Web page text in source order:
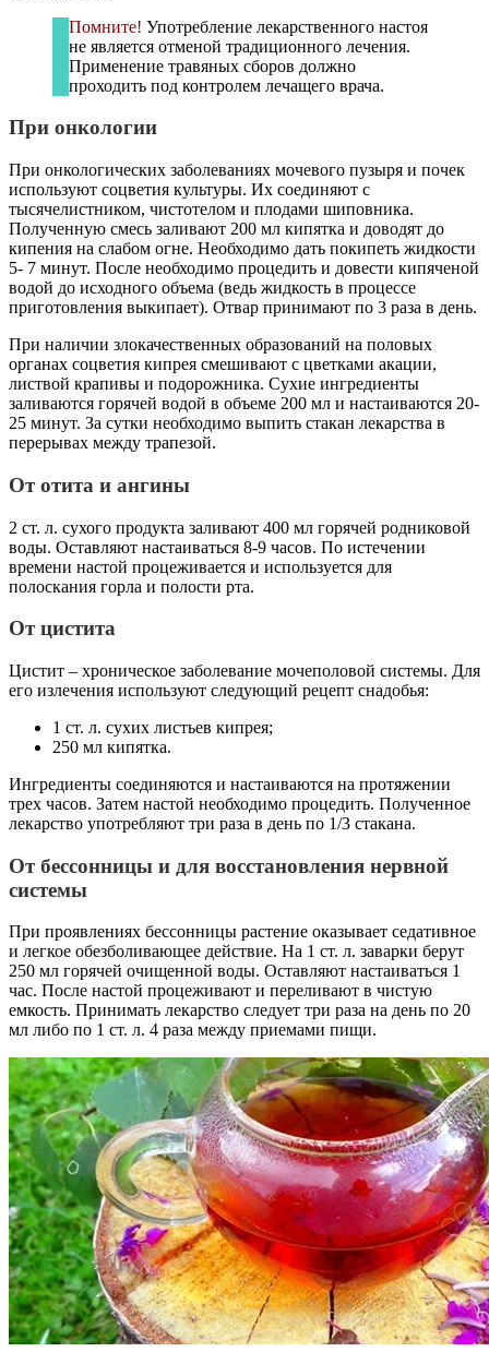
Помните! Употребление лекарственного настоя
не является отменой традиционного лечения.
Применение травяных сборов должно
проходить под контролем лечащего врача.
При онкологии
При онкологических заболеваниях мочевого пузыря и почек
используют соцветия культуры. Их соединяют с
тысячелистником, чистотелом и плодами шиповника.
Полученную смесь заливают 200 мл кипятка и доводят до
кипения на слабом огне. Необходимо дать покипеть жидкости
5- 7 минут. После необходимо процедить и довести кипяченой
водой до исходного объема (ведь жидкость в процессе
приготовления выкипает). Отвар принимают по 3 раза в день.
При наличии злокачественных образований на половых
органах соцветия кипрея смешивают с цветками акации,
листвой крапивы и подорожника. Сухие ингредиенты
заливаются горячей водой в объеме 200 мл и настаиваются 20-
25 минут. За сутки необходимо выпить стакан лекарства в
перерывах между трапезой.
От отита и ангины
2 ст. л. сухого продукта заливают 400 мл горячей родниковой
воды. Оставляют настаиваться 8-9 часов. По истечении
времени настой процеживается и используется для
полоскания горла и полости рта.
От цистита
Цистит – хроническое заболевание мочеполовой системы. Для
его излечения используют следующий рецепт снадобья:
1 ст. л. сухих листьев кипрея;
250 мл кипятка.
Ингредиенты соединяются и настаиваются на протяжении
трех часов. Затем настой необходимо процедить. Полученное
лекарство употребляют три раза в день по 1/3 стакана.
От бессонницы и для восстановления нервной
системы
При проявлениях бессонницы растение оказывает седативное
и легкое обезболивающее действие. На 1 ст. л. заварки берут
250 мл горячей очищенной воды. Оставляют настаиваться 1
час. После настой процеживают и переливают в чистую
емкость. Принимать лекарство следует три раза на день по 20
мл либо по 1 ст. л. 4 раза между приемами пищи.